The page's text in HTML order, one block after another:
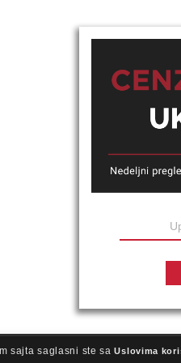
sajta saglasni ste saUslovima